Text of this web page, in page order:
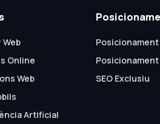
Online
Web
Artificial
Posicionament
Posicionament
SEO Exclusiu